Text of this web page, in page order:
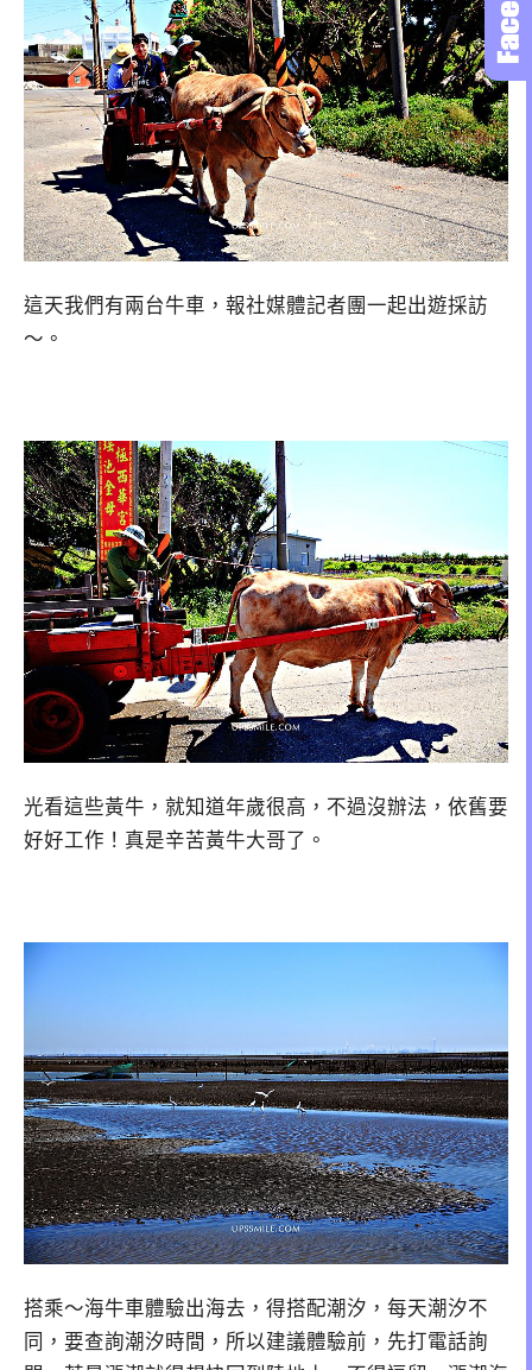
這天我們有兩台牛車，報社媒體記者團一起出遊採訪
～。
光看這些黃牛，就知道年歲很高，不過沒辦法，依舊要
好好工作！真是辛苦黃牛大哥了。
搭乘～海牛車體驗出海去，得搭配潮汐，每天潮汐不
同，要查詢潮汐時間，所以建議體驗前，先打電話詢